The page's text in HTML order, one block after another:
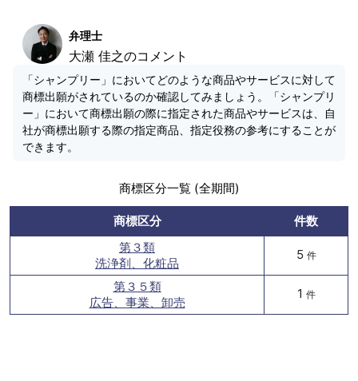
弁理士
大瀬 佳之のコメント
「シャンプリー」においてどのような商品やサービスに対して
商標出願がされているのか確認してみましょう。「シャンプリ
ー」において商標出願の際に指定された商品やサービスは、自
社が商標出願する際の指定商品、指定役務の参考にすることが
できます。
商標区分一覧 (全期間)
商標区分
件数
第３類
洗浄剤、化粧品
5 件
第３５類
広告、事業、卸売
1 件